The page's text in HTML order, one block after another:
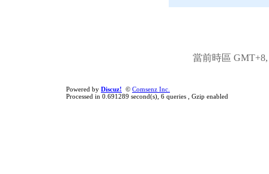
當前時區 GMT+8,
Powered by Discuz! © Comsenz Inc.
Processed in 0.691289 second(s), 6 queries , Gzip enabled